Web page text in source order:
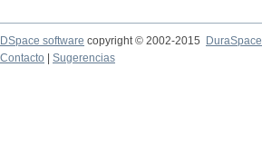
DSpace software copyright © 2002-2015
DuraSpace
Contacto
Sugerencias